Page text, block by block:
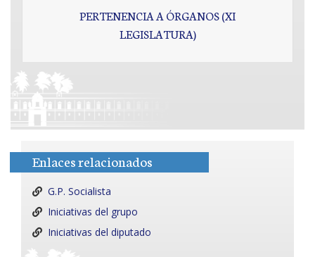
PERTENENCIA A ÓRGANOS (XI
LEGISLATURA)
Enlaces relacionados
G.P. Socialista
Iniciativas del grupo
Iniciativas del diputado